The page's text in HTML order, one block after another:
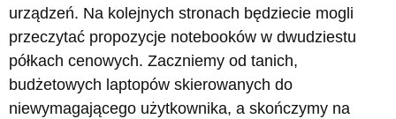
urządzeń. Na kolejnych stronach będziecie mogli
przeczytać propozycje notebooków w dwudziestu
półkach cenowych. Zaczniemy od tanich,
budżetowych laptopów skierowanych do
niewymagającego użytkownika, a skończymy na